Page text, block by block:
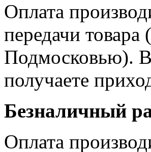
Оплата
передачи товара
Подмосковью).
получаете
Безналичный
Оплата